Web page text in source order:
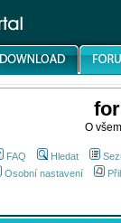
O
FAQ Hledat
Osobní nastavení